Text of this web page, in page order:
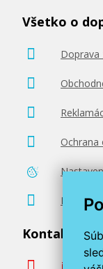
Všetko o
Doprava
Ochrana
Kontaktujte